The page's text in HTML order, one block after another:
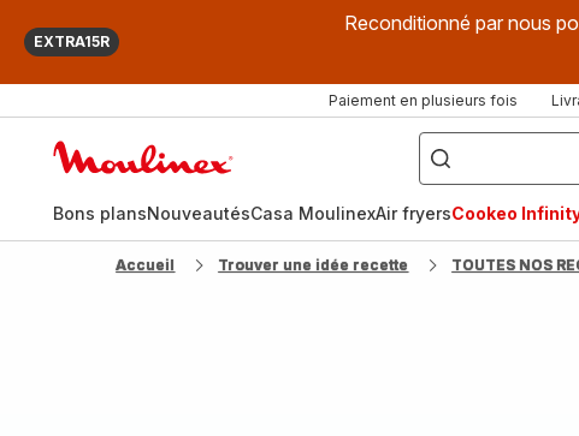
EXTRA15R
Reconditionné par nous
Paiement en plusieurs fois
["Que
recherchez-
vous
?",
fryer",
"Companion"]
Bons plansNouveautésCasa MoulinexAir fryersCookeo
Accueil Trouver une idée recette TOUTES NOS